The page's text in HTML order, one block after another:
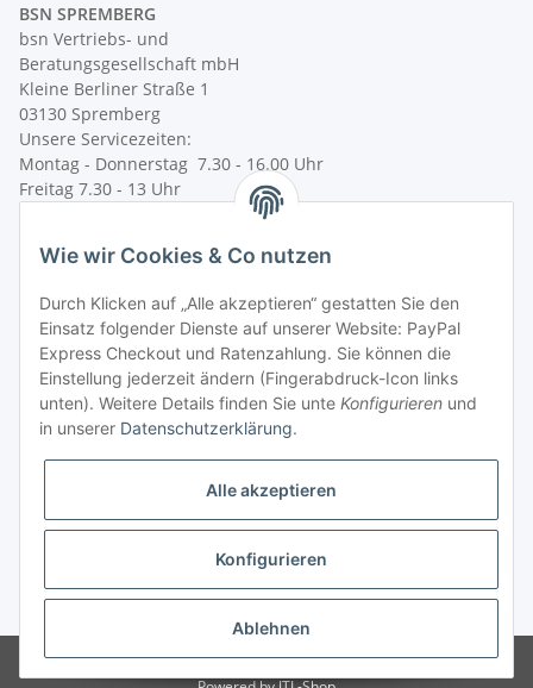
BSN SPREMBERG
bsn Vertriebs- und
Beratungsgesellschaft mbH
Kleine Berliner Straße 1
03130 Spremberg
Unsere Servicezeiten:
Montag - Donnerstag 7.30 - 16.00 Uhr
Freitag 7.30 - 13 Uhr
Telefax: +49 (0) 35 63 / 58-231
Wir versenden mit:
Ihre Zahlmöglichkeiten:
* Alle Preise inkl. gesetzlicher USt.
© bsn Vertriebs- und Beratungsgesellschaft mbH - BSN SPREMBERG
Wie wir Cookies & Co nutzen
Durch Klicken auf „Alle akzeptieren“ gestatten Sie den
Einsatz folgender Dienste auf unserer Website: PayPal
Express Checkout und Ratenzahlung. Sie können die
Einstellung jederzeit ändern (Fingerabdruck-Icon links
unten). Weitere Details finden Sie unte Konfigurieren und
in unserer Datenschutzerklärung.
Alle akzeptieren
Konfigurieren
Ablehnen